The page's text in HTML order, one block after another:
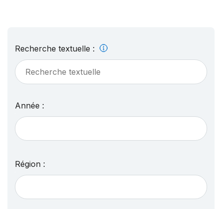
Recherche textuelle :
Année :
Région :